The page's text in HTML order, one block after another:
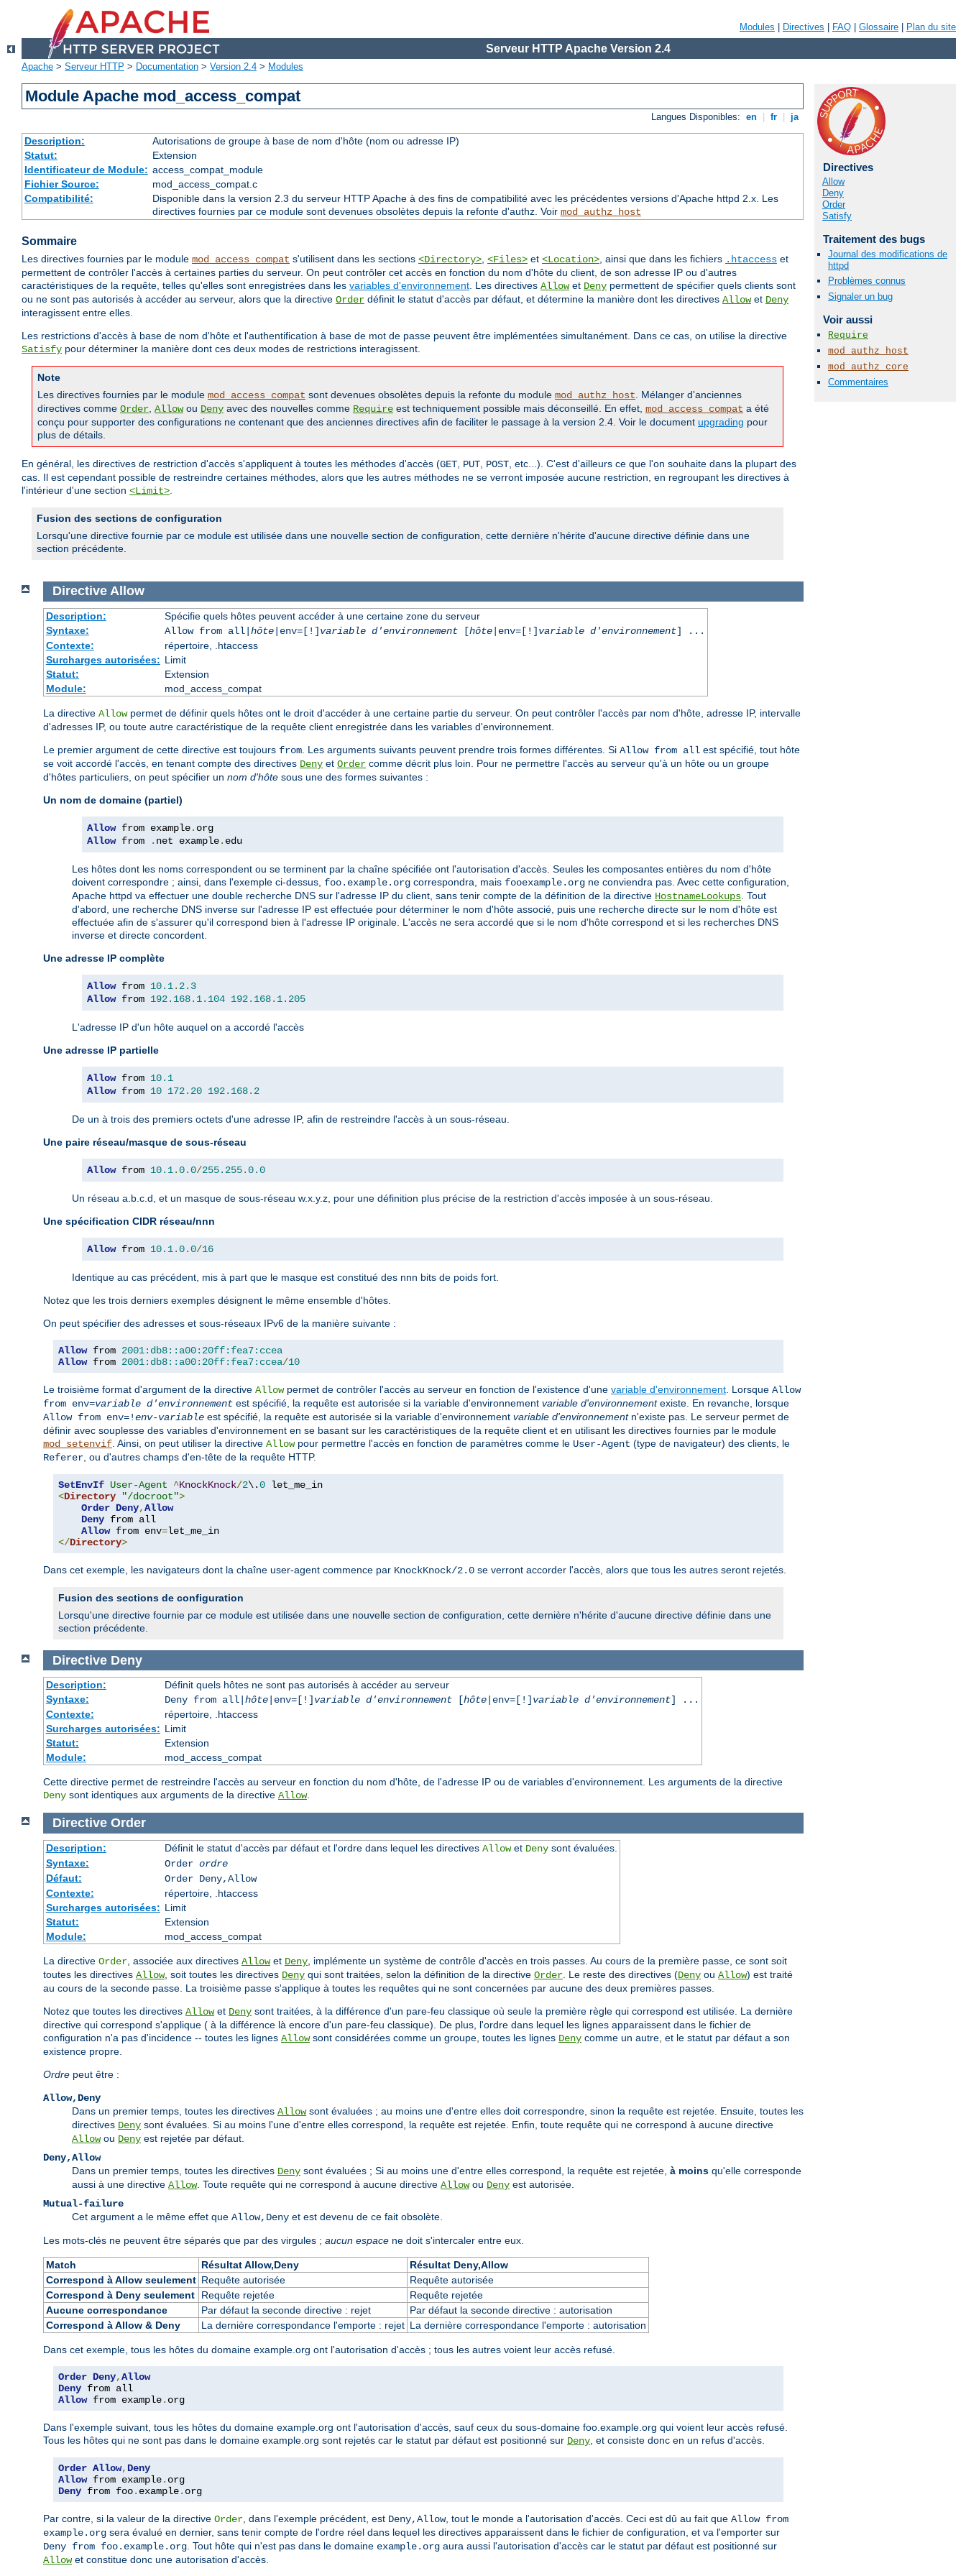
Modules Directives FAQ Glossaire Plan du site
Serveur HTTP Apache Version 2.4
Apache > Serveur HTTP > Documentation > Version 2.4 > Modules
Module Apache mod_access_compat
Langues Disponibles: en fr ja
Description:
Autorisations de groupe à base de nom d'hôte (nom ou adresse IP)
Statut:
Extension
Identificateur de Module: access_compat_module
Fichier Source:
mod_access_compat.c
Compatibilité:
Disponible dans la version 2.3 du serveur HTTP Apache à des fins de compatibilité avec les précédentes versions d'Apache httpd 2.x. Les
directives fournies par ce module sont devenues obsolètes depuis la refonte d'authz. Voir mod_authz_host
Sommaire
Les directives fournies par le module mod_access_compat s'utilisent dans les sections <Directory>, <Files> et <Location>, ainsi que dans les fichiers .htaccess et
permettent de contrôler l'accès à certaines parties du serveur. On peut contrôler cet accès en fonction du nom d'hôte du client, de son adresse IP ou d'autres
caractéristiques de la requête, telles qu'elles sont enregistrées dans les variables d'environnement. Les directives Allowet Deny permettent de spécifier quels clients sont
ou ne sont pas autorisés à accéder au serveur, alors que la directive Order définit le statut d'accès par défaut, et détermine la manière dont les directives Allowet Deny
interagissent entre elles.
Les restrictions d'accès à base de nom d'hôte et l'authentification à base de mot de passe peuvent être implémentées simultanément. Dans ce cas, on utilise la directive
Satisfy pour déterminer la manière dont ces deux modes de restrictions interagissent.
Note
Les directives fournies par le module mod_access_compat sont devenues obsolètes depuis la refonte du module mod_authz_host. Mélanger d'anciennes
directives comme Order, Allowou Deny avec des nouvelles comme Require est techniquement possible mais déconseillé. En effet, mod_access_compat a été
conçu pour supporter des configurations ne contenant que des anciennes directives afin de faciliter le passage à la version 2.4. Voir le document upgrading pour
plus de détails.
En général, les directives de restriction d'accès s'appliquent à toutes les méthodes d'accès (GET, PUT, POST, etc...). C'est d'ailleurs ce que l'on souhaite dans la plupart des
cas. Il est cependant possible de restreindre certaines méthodes, alors que les autres méthodes ne se verront imposée aucune restriction, en regroupant les directives à
l'intérieur d'une section <Limit>.
Fusion des sections de configuration
Lorsqu'une directive fournie par ce module est utilisée dans une nouvelle section de configuration, cette dernière n'hérite d'aucune directive définie dans une
section précédente.
Directives
Allow
Deny
Order
Satisfy
Traitement des bugs
Journal des modifications de
httpd
Problèmes connus
Signaler un bug
Voir aussi
Require
mod_authz_host
mod_authz_core
Commentaires
Directive Allow
Description:
Spécifie quels hôtes peuvent accéder à une certaine zone du serveur
Syntaxe:
Allow from all| hôte|env=[!] variable d'environnement[hôte|env=[!] variable d'environnement] ...
Contexte:
répertoire, .htaccess
Surcharges autorisées: Limit
Statut:
Extension
Module:
mod_access_compat
La directive Allowpermet de définir quels hôtes ont le droit d'accéder à une certaine partie du serveur. On peut contrôler l'accès par nom d'hôte, adresse IP, intervalle
d'adresses IP, ou toute autre caractéristique de la requête client enregistrée dans les variables d'environnement.
Le premier argument de cette directive est toujours from . Les arguments suivants peuvent prendre trois formes différentes. Si Allow from all est spécifié, tout hôte
se voit accordé l'accès, en tenant compte des directives Deny et Order comme décrit plus loin. Pour ne permettre l'accès au serveur qu'à un hôte ou un groupe
d'hôtes particuliers, on peut spécifier un nom d'hôte sous une des formes suivantes :
Un nom de domaine (partiel)
Allow from example.
Allow from . net example. edu
Les hôtes dont les noms correspondent ou se terminent par la chaîne spécifiée ont l'autorisation d'accès. Seules les composantes entières du nom d'hôte
doivent correspondre ; ainsi, dans l'exemple ci-dessus, foo.example.org correspondra, mais fooexample.org ne conviendra pas. Avec cette configuration,
Apache httpd va effectuer une double recherche DNS sur l'adresse IP du client, sans tenir compte de la définition de la directive HostnameLookups . Tout
d'abord, une recherche DNS inverse sur l'adresse IP est effectuée pour déterminer le nom d'hôte associé, puis une recherche directe sur le nom d'hôte est
effectuée afin de s'assurer qu'il correspond bien à l'adresse IP originale. L'accès ne sera accordé que si le nom d'hôte correspond et si les recherches DNS
inverse et directe concordent.
Une adresse IP complète
Allow from 10.1. 2.3
Allow from 192.168. 1.104 192.168. 1.205
L'adresse IP d'un hôte auquel on a accordé l'accès
Une adresse IP partielle
Allow from 10.1
Allow from 10 172.20 192.168. 2
De un à trois des premiers octets d'une adresse IP, afin de restreindre l'accès à un sous-réseau.
Une paire réseau/masque de sous-réseau
Allow from 10.1.0.0/255.255.0.0
Un réseau a.b.c.d, et un masque de sous-réseau w.x.y.z, pour une définition plus précise de la restriction d'accès imposée à un sous-réseau.
Une spécification CIDR réseau/nnn
Allow from 10.1.0.0/16
Identique au cas précédent, mis à part que le masque est constitué des nnn bits de poids fort.
Notez que les trois derniers exemples désignent le même ensemble d'hôtes.
On peut spécifier des adresses et sous-réseaux IPv6 de la manière suivante :
Allow from 2001:db8::a00:20ff:fea7:ccea
Allow from 2001:db8::a00:20ff:fea7:ccea/10
Le troisième format d'argument de la directive Allowpermet de contrôler l'accès au serveur en fonction de l'existence d'une variable d'environnement . Lorsque Allow
from env=variable d'environnement est spécifié, la requête est autorisée si la variable d'environnement variable d'environnementexiste. En revanche, lorsque
Allow from env=!env-variable est spécifié, la requête est autorisée si la variable d'environnement variable d'environnementn'existe pas. Le serveur permet de
définir avec souplesse des variables d'environnement en se basant sur les caractéristiques de la requête client et en utilisant les directives fournies par le module
mod_setenvif . Ainsi, on peut utiliser la directive Allowpour permettre l'accès en fonction de paramètres comme le User-Agent (type de navigateur) des clients, le
Referer , ou d'autres champs d'en-tête de la requête HTTP.
SetEnvIf User-Agent ^KnockKnock/2\.0
<Directory "/docroot">
Order Deny,Allow
Deny from all
Allow from env=
</Directory>
Dans cet exemple, les navigateurs dont la chaîne user-agent commence par KnockKnock/2.0 se verront accorder l'accès, alors que tous les autres seront rejetés.
Fusion des sections de configuration
Lorsqu'une directive fournie par ce module est utilisée dans une nouvelle section de configuration, cette dernière n'hérite d'aucune directive définie dans une
section précédente.
Directive Deny
Description:
Définit quels hôtes ne sont pas autorisés à accéder au serveur
Syntaxe:
Deny from all| hôte|env=[!] variable d'environnement[hôte|env=[!] variable d'environnement] ...
Contexte:
répertoire, .htaccess
Surcharges autorisées: Limit
Statut:
Extension
Module:
mod_access_compat
Cette directive permet de restreindre l'accès au serveur en fonction du nom d'hôte, de l'adresse IP ou de variables d'environnement. Les arguments de la directive
Deny sont identiques aux arguments de la directive Allow.
Directive Order
Description: Définit le statut d'accès par défaut et l'ordre dans lequel les directives Allowet Denysont évaluées.
Syntaxe:
Order ordre
Défaut:
Order Deny,Allow
Contexte:
répertoire, .htaccess
Surcharges autorisées: Limit
Statut:
Extension
Module:
mod_access_compat
La directive Order , associée aux directives Allowet Deny , implémente un système de contrôle d'accès en trois passes. Au cours de la première passe, ce sont soit
toutes les directives Allow, soit toutes les directives Deny qui sont traitées, selon la définition de la directive Order . Le reste des directives (Deny ou Allow) est traité
au cours de la seconde passe. La troisième passe s'applique à toutes les requêtes qui ne sont concernées par aucune des deux premières passes.
Notez que toutes les directives Allowet Deny sont traitées, à la différence d'un pare-feu classique où seule la première règle qui correspond est utilisée. La dernière
directive qui correspond s'applique ( à la différence là encore d'un pare-feu classique). De plus, l'ordre dans lequel les lignes apparaissent dans le fichier de
configuration n'a pas d'incidence -- toutes les lignes Allowsont considérées comme un groupe, toutes les lignes Deny comme un autre, et le statut par défaut a son
existence propre.
Ordre peut être :
Allow,Deny
Dans un premier temps, toutes les directives Allowsont évaluées ; au moins une d'entre elles doit correspondre, sinon la requête est rejetée. Ensuite, toutes les
directives Deny sont évaluées. Si au moins l'une d'entre elles correspond, la requête est rejetée. Enfin, toute requête qui ne correspond à aucune directive
Allowou Deny est rejetée par défaut.
Deny,Allow
Dans un premier temps, toutes les directives Deny sont évaluées ; Si au moins une d'entre elles correspond, la requête est rejetée, à moins qu'elle corresponde
aussi à une directive Allow. Toute requête qui ne correspond à aucune directive Allowou Deny est autorisée.
Mutual-failure
Cet argument a le même effet que Allow,Deny et est devenu de ce fait obsolète.
Les mots-clés ne peuvent être séparés que par des virgules ; aucun espace ne doit s'intercaler entre eux.
Match Résultat Allow,Deny
Résultat Deny,Allow
Correspond à Allow seulement Requête autorisée
Requête autorisée
Correspond à Deny seulement
Requête rejetée
Requête rejetée
Aucune correspondance
Par défaut la seconde directive : rejet
Par défaut la seconde directive : autorisation
Correspond à Allow & Deny
La dernière correspondance l'emporte : rejet La dernière correspondance l'emporte : autorisation
Dans cet exemple, tous les hôtes du domaine example.org ont l'autorisation d'accès ; tous les autres voient leur accès refusé.
Order Deny,Allow
Deny
Allow from example. org
Dans l'exemple suivant, tous les hôtes du domaine example.org ont l'autorisation d'accès, sauf ceux du sous-domaine foo.example.org qui voient leur accès refusé.
Tous les hôtes qui ne sont pas dans le domaine example.org sont rejetés car le statut par défaut est positionné sur Deny , et consiste donc en un refus d'accès.
Order Allow, Deny
Allow from example.
Deny from foo. example. org
Par contre, si la valeur de la directive Order , dans l'exemple précédent, est Deny,Allow, tout le monde a l'autorisation d'accès. Ceci est dû au fait que Allow from
example.org sera évalué en dernier, sans tenir compte de l'ordre réel dans lequel les directives apparaissent dans le fichier de configuration, et va l'emporter sur
Deny from foo.example.org . Tout hôte qui n'est pas dans le domaine example.org aura aussi l'autorisation d'accès car le statut par défaut est positionné sur
Allowet constitue donc une autorisation d'accès.